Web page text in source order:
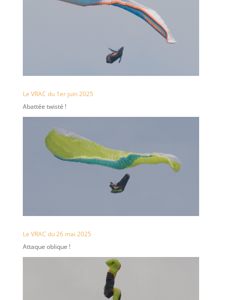
Le VRAC du 1er juin 2025
Abattée twisté !
Le VRAC du 26 mai 2025
Attaque oblique !